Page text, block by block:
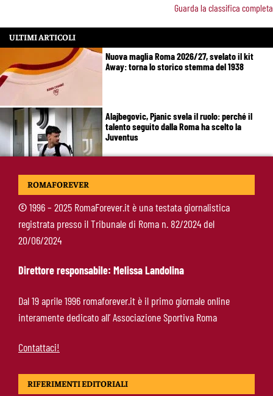
Guarda la classifica completa
ULTIMI ARTICOLI
Nuova maglia Roma 2026/27, svelato il kit
Away: torna lo storico stemma del 1938
Alajbegovic, Pjanic svela il ruolo: perché il
talento seguito dalla Roma ha scelto la
Juventus
Roma, il mercato ora è nelle sue mani: dopo
Roma, doppia cessione in Spagna: Angeliño al
Deportivo, Kumbulla al Rayo Vallecano
ROMAFOREVER
©1996 – 2025 RomaForever.it è una testata giornalistica
registrata presso il Tribunale di Roma n. 82/2024 del
20/06/2024
Direttore responsabile: Melissa Landolina
Dal 19 aprile 1996 romaforever.it è il primo giornale online
interamente dedicato all’ Associazione Sportiva Roma
Contattaci!
RIFERIMENTI EDITORIALI